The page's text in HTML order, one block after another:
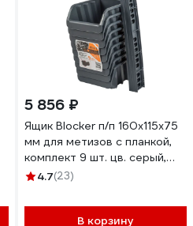
5 856 ₽
Ящик Blocker п/п 160х115х75
мм для метизов с планкой,
комплект 9 шт. цв. серый,
31427
4.7(23)
В корзину